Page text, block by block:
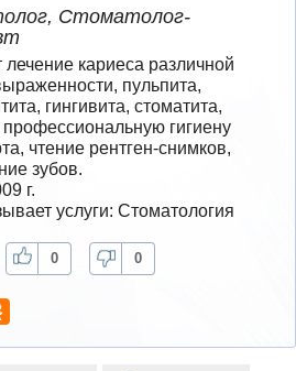
Стоматолог-
лечение кариеса различной
пульпита,
гингивита, стоматита,
профессиональную гигиену
чтение рентген-снимков,
зубов.
г.
услуги: Стоматология
0 0